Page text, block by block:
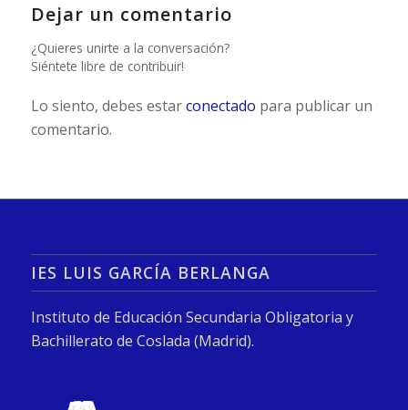
Dejar un comentario
¿Quieres unirte a la conversación?
Siéntete libre de contribuir!
Lo siento, debes estarconectado para publicar un
comentario.
IES LUIS GARCÍA BERLANGA
Instituto de Educación Secundaria Obligatoria y
Bachillerato de Coslada (Madrid).